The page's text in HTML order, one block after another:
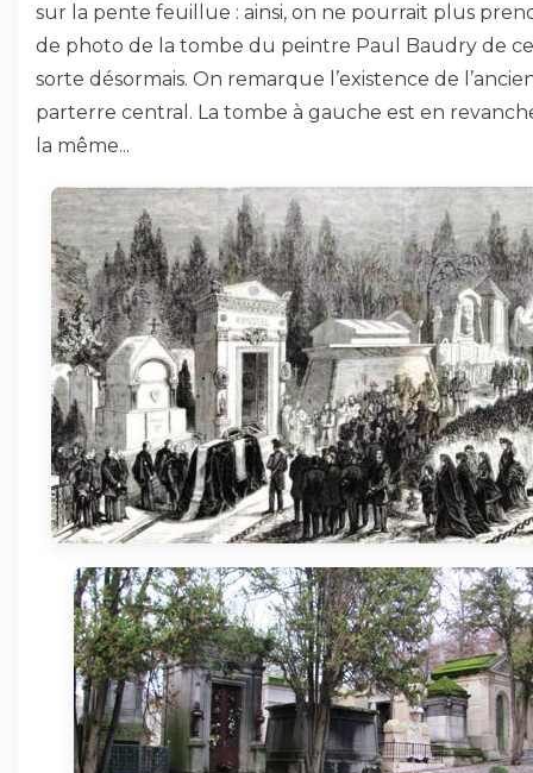
sur la pente feuillue : ainsi, on ne pourrait plus
de photo de la tombe du peintre Paul Baudry de
sorte désormais. On remarque l’existence de
parterre central. La tombe à gauche est en
la même...